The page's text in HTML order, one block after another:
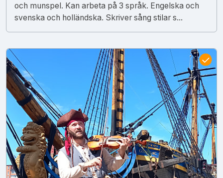
och munspel. Kan arbeta på 3 språk. Engelska och
svenska och holländska. Skriver sång stilar s...